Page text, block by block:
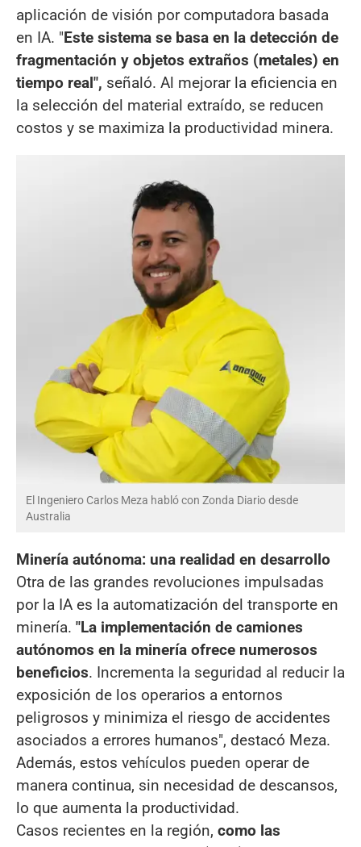
aplicación de visión por computadora basada
en IA. "Este sistema se basa en la detección de
fragmentación y objetos extraños (metales) en
tiempo real", señaló. Al mejorar la eficiencia en
la selección del material extraído, se reducen
costos y se maximiza la productividad minera.
El Ingeniero Carlos Meza habló con Zonda Diario desde
Australia
Minería autónoma: una realidad en desarrollo
Otra de las grandes revoluciones impulsadas
por la IA es la automatización del transporte en
minería. "La implementación de camiones
autónomos en la minería ofrece numerosos
beneficios. Incrementa la seguridad al reducir la
exposición de los operarios a entornos
peligrosos y minimiza el riesgo de accidentes
asociados a errores humanos", destacó Meza.
Además, estos vehículos pueden operar de
manera continua, sin necesidad de descansos,
lo que aumenta la productividad.
Casos recientes en la región, como las